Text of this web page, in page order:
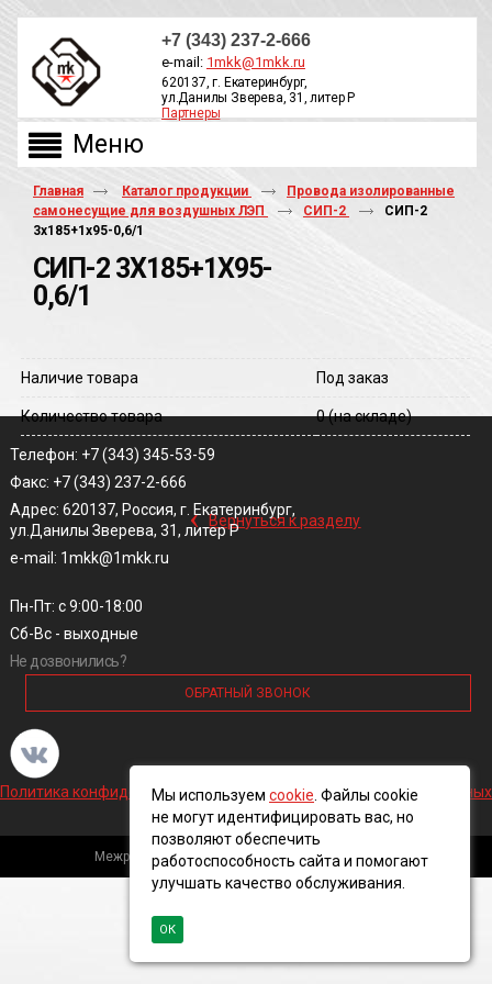
+7 (343) 237-2-666
e-mail: 1mkk@1mkk.ru
620137, г. Екатеринбург,
ул.Данилы Зверева, 31, литер Р
Партнеры
Главная Каталог продукции
Провода изолированные
самонесущие для воздушных ЛЭП
СИП-2
СИП-2
3х185+1х95-0,6/1
СИП-2 3Х185+1Х95-
0,6/1
Наличие товара Под заказ
Количество товара 0(на складе)
‹ Вернуться к разделу
Телефон: +7 (343) 345-53-59
Факс: +7 (343) 237-2-666
Адрес: 620137, Россия, г. Екатеринбург,
ул.Данилы Зверева, 31, литер Р
e-mail: 1mkk@1mkk.ru
Пн-Пт: с 9:00-18:00
Сб-Вс - выходные
Не дозвонились?
ОБРАТНЫЙ ЗВОНОК
Политика конфиденциальности и обработки персональных данных
Межрегиональная кабельная компания, 2016 ©
Мы используем cookie . Файлы cookie
не могут идентифицировать вас, но
позволяют обеспечить
работоспособность сайта и помогают
улучшать качество обслуживания.
ОК